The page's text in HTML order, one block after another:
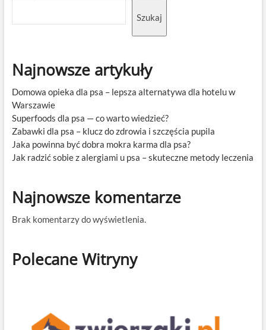
Szukaj
Najnowsze artykuły
Domowa opieka dla psa – lepsza alternatywa dla hotelu w
Warszawie
Superfoods dla psa — co warto wiedzieć?
Zabawki dla psa – klucz do zdrowia i szczęścia pupila
Jaka powinna być dobra mokra karma dla psa?
Jak radzić sobie z alergiami u psa – skuteczne metody leczenia
Najnowsze komentarze
Brak komentarzy do wyświetlenia.
Polecane Witryny